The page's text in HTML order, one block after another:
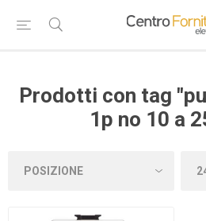
Prodotti con tag
1p no 10 a